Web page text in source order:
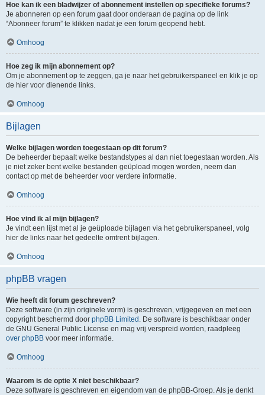
Hoe kan ik een bladwijzer of abonnement instellen op specifieke forums?
Je abonneren op een forum gaat door onderaan de pagina op de link
“Abonneer forum” te klikken nadat je een forum geopend hebt.
Omhoog
Hoe zeg ik mijn abonnement op?
Om je abonnement op te zeggen, ga je naar het gebruikerspaneel en klik je op
de hier voor dienende links.
Omhoog
Bijlagen
Welke bijlagen worden toegestaan op dit forum?
De beheerder bepaalt welke bestandstypes al dan niet toegestaan worden. Als
je niet zeker bent welke bestanden geüpload mogen worden, neem dan
contact op met de beheerder voor verdere informatie.
Omhoog
Hoe vind ik al mijn bijlagen?
Je vindt een lijst met al je geüploade bijlagen via het gebruikerspaneel, volg
hier de links naar het gedeelte omtrent bijlagen.
Omhoog
phpBB vragen
Wie heeft dit forum geschreven?
Deze software (in zijn originele vorm) is geschreven, vrijgegeven en met een
copyright beschermd door phpBB Limited . De software is beschikbaar onder
de GNU General Public License en mag vrij verspreid worden, raadpleeg
over phpBB voor meer informatie.
Omhoog
Waarom is de optie X niet beschikbaar?
Deze software is geschreven en eigendom van de phpBB-Groep. Als je denkt